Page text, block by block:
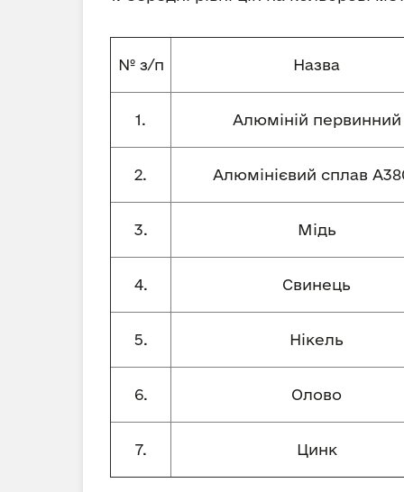
№ з/п Назва
1. Алюміній первинний
2. Алюмінієвий сплав
3. Мідь
4. Свинець
5. Нікель
6. Олово
7. Цинк